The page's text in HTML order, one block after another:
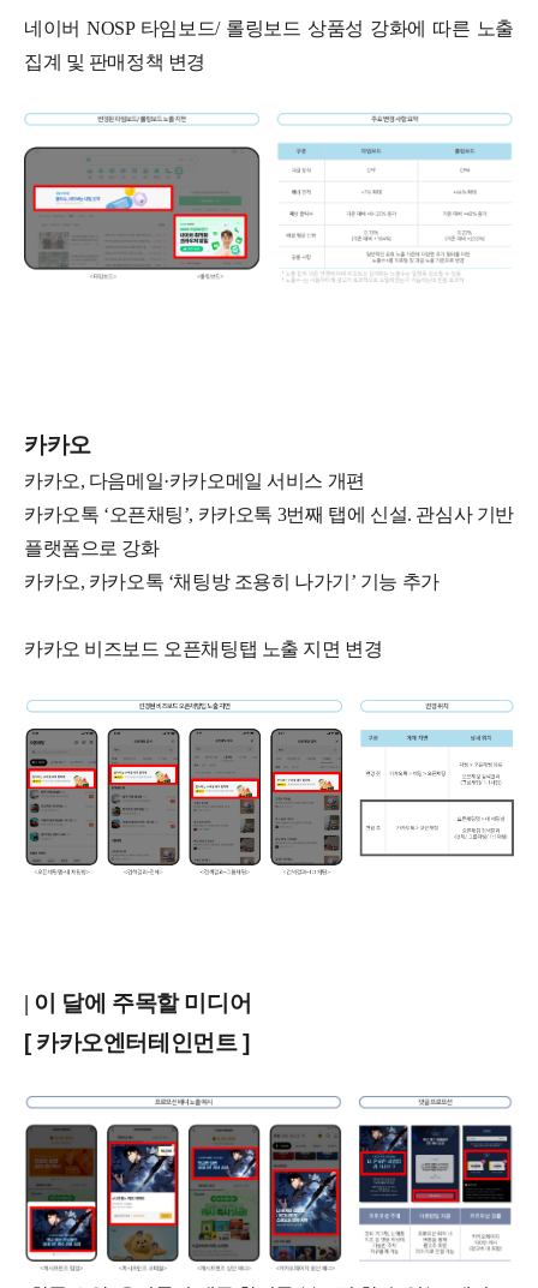
네이버 NOSP 타임보드/ 롤링보드 상품성 강화에 따른 노출
집계 및 판매정책 변경
카카오
카카오, 다음메일·카카오메일 서비스 개편
카카오톡 ‘오픈채팅’, 카카오톡 3번째 탭에 신설. 관심사 기반
플랫폼으로 강화
카카오, 카카오톡 ‘채팅방 조용히 나가기’ 기능 추가
카카오 비즈보드 오픈채팅탭 노출 지면 변경
| 이 달에 주목할 미디어
[ 카카오엔터테인먼트 ]